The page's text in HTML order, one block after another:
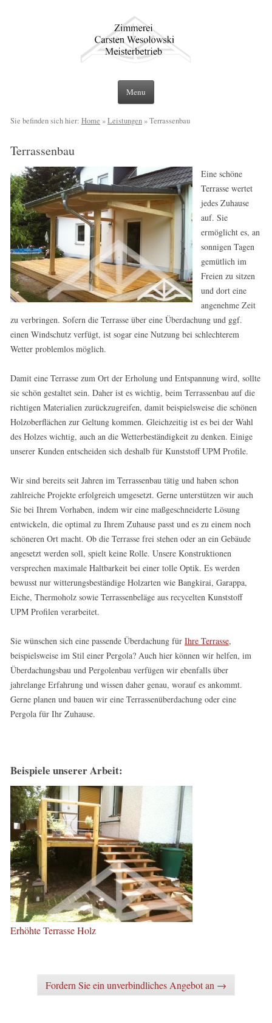
Menu
Skip to content
Sie befinden sich hier: Home »Leistungen»Terrassenbau
Terrassenbau
Eine schöne
Terrasse wertet
jedes Zuhause
auf. Sie
ermöglicht es, an
sonnigen Tagen
gemütlich im
Freien zu sitzen
und dort eine
angenehme Zeit
zu verbringen. Sofern die Terrasse über eine Überdachung und ggf.
einen Windschutz verfügt, ist sogar eine Nutzung bei schlechterem
Wetter problemlos möglich.
Damit eine Terrasse zum Ort der Erholung und Entspannung wird, sollte
sie schön gestaltet sein. Daher ist es wichtig, beim Terrassenbau auf die
richtigen Materialien zurückzugreifen, damit beispielsweise die schönen
Holzoberflächen zur Geltung kommen. Gleichzeitig ist es bei der Wahl
des Holzes wichtig, auch an die Wetterbeständigkeit zu denken. Einige
unserer Kunden entscheiden sich deshalb für Kunststoff UPM Profile.
Wir sind bereits seit Jahren im Terrassenbau tätig und haben schon
zahlreiche Projekte erfolgreich umgesetzt. Gerne unterstützen wir auch
Sie bei Ihrem Vorhaben, indem wir eine maßgeschneiderte Lösung
entwickeln, die optimal zu Ihrem Zuhause passt und es zu einem noch
schöneren Ort macht. Ob die Terrasse frei stehen oder an ein Gebäude
angesetzt werden soll, spielt keine Rolle. Unsere Konstruktionen
versprechen maximale Haltbarkeit bei einer tolle Optik. Es werden
bewusst nur witterungsbeständige Holzarten wie Bangkirai, Garappa,
Eiche, Thermoholz sowie Terrassenbeläge aus recycelten Kunststoff
UPM Profilen verarbeitet.
Sie wünschen sich eine passende Überdachung für Ihre Terrasse,
beispielsweise im Stil einer Pergola? Auch hier können wir helfen, im
Überdachungsbau und Pergolenbau verfügen wir ebenfalls über
jahrelange Erfahrung und wissen daher genau, worauf es ankommt.
Gerne planen und bauen wir eine Terrassenüberdachung oder eine
Pergola für Ihr Zuhause.
Beispiele unserer Arbeit:
Erhöhte Terrasse Holz
Fordern Sie ein unverbindliches Angebot an →